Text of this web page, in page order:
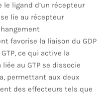
le ligand d’un récepteur
lie au récepteur
favorise la liaison du GDP
ce qui active la
au GTP se dissocie
permettant aux deux
des effecteurs tels que